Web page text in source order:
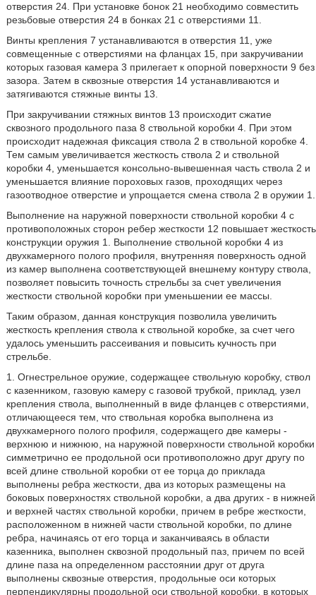
отверстия 24. При установке бонок 21 необходимо совместить
резьбовые отверстия 24 в бонках 21 с отверстиями 11.
Винты крепления 7 устанавливаются в отверстия 11, уже
совмещенные с отверстиями на фланцах 15, при закручивании
которых газовая камера 3 прилегает к опорной поверхности 9 без
зазора. Затем в сквозные отверстия 14 устанавливаются и
затягиваются стяжные винты 13.
При закручивании стяжных винтов 13 происходит сжатие
сквозного продольного паза 8 ствольной коробки 4. При этом
происходит надежная фиксация ствола 2 в ствольной коробке 4.
Тем самым увеличивается жесткость ствола 2 и ствольной
коробки 4, уменьшается консольно-вывешенная часть ствола 2 и
уменьшается влияние пороховых газов, проходящих через
газоотводное отверстие и упрощается смена ствола 2 в оружии 1.
Выполнение на наружной поверхности ствольной коробки 4 с
противоположных сторон ребер жесткости 12 повышает жесткость
конструкции оружия 1. Выполнение ствольной коробки 4 из
двухкамерного полого профиля, внутренняя поверхность одной
из камер выполнена соответствующей внешнему контуру ствола,
позволяет повысить точность стрельбы за счет увеличения
жесткости ствольной коробки при уменьшении ее массы.
Таким образом, данная конструкция позволила увеличить
жесткость крепления ствола к ствольной коробке, за счет чего
удалось уменьшить рассеивания и повысить кучность при
стрельбе.
1. Огнестрельное оружие, содержащее ствольную коробку, ствол
с казенником, газовую камеру с газовой трубкой, приклад, узел
крепления ствола, выполненный в виде фланцев с отверстиями,
отличающееся тем, что ствольная коробка выполнена из
двухкамерного полого профиля, содержащего две камеры -
верхнюю и нижнюю, на наружной поверхности ствольной коробки
симметрично ее продольной оси противоположно друг другу по
всей длине ствольной коробки от ее торца до приклада
выполнены ребра жесткости, два из которых размещены на
боковых поверхностях ствольной коробки, а два других - в нижней
и верхней частях ствольной коробки, причем в ребре жесткости,
расположенном в нижней части ствольной коробки, по длине
ребра, начинаясь от его торца и заканчиваясь в области
казенника, выполнен сквозной продольный паз, причем по всей
длине паза на определенном расстоянии друг от друга
выполнены сквозные отверстия, продольные оси которых
перпендикулярны продольной оси ствольной коробки, в которых